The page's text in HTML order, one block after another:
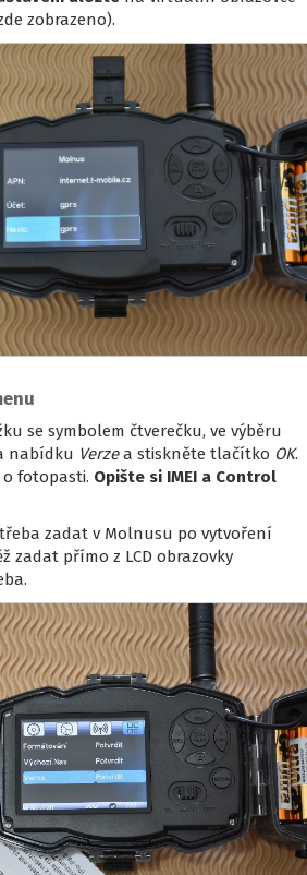
zobrazeno).
se symbolem čtverečku, ve výběru
nabídku Verzea stiskněte tlačítko OK.
fotopasti. Opište si IMEI a Control
zadat v Molnusu po vytvoření
zadat přímo z LCD obrazovky